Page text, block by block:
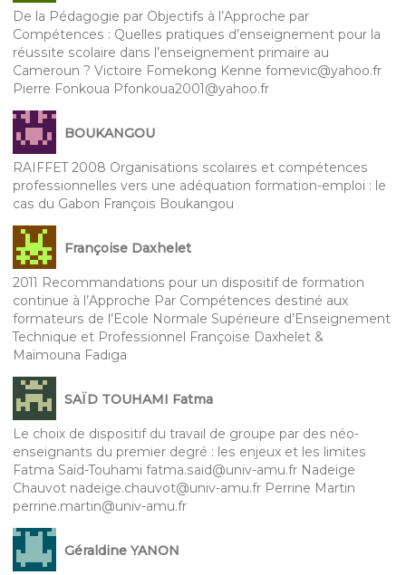
De la Pédagogie par Objectifs à l’Approche par
Compétences : Quelles pratiques d’enseignement pour la
réussite scolaire dans l’enseignement primaire au
Cameroun ? Victoire Fomekong Kenne fomevic@yahoo.fr
Pierre Fonkoua Pfonkoua2001@yahoo.fr
BOUKANGOU
RAIFFET 2008 Organisations scolaires et compétences
professionnelles vers une adéquation formation-emploi : le
cas du Gabon François Boukangou
Françoise Daxhelet
2011 Recommandations pour un dispositif de formation
continue à l’Approche Par Compétences destiné aux
formateurs de l’Ecole Normale Supérieure d’Enseignement
Technique et Professionnel Françoise Daxhelet &
Maïmouna Fadiga
SAÏD TOUHAMI Fatma
Le choix de dispositif du travail de groupe par des néo-
enseignants du premier degré : les enjeux et les limites
Fatma Saïd-Touhami fatma.said@univ-amu.fr Nadeige
Chauvot nadeige.chauvot@univ-amu.fr Perrine Martin
perrine.martin@univ-amu.fr
Géraldine YANON